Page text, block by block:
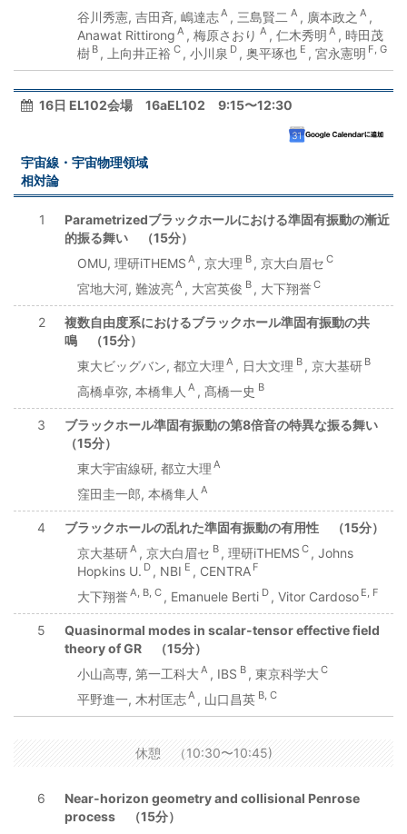
谷川秀憲, 吉田斉, 嶋達志A , 三島賢二 A , 廣本政之 A ,
Anawat Rittirong A , 梅原さおり A , 仁木秀明 A , 時田茂
樹 B , 上向井正裕 C , 小川泉 D , 奥平琢也 E , 宮永憲明 F, G
16日 EL102会場 16aEL102 9:15〜12:30
宇宙線・宇宙物理領域
相対論
1
Parametrizedブラックホールにおける準固有振動の漸近
的振る舞い （15分）
OMU, 理研iTHEMS A , 京大理 B , 京大白眉セ C
宮地大河, 難波亮A , 大宮英俊 B , 大下翔誉C
2
複数自由度系におけるブラックホール準固有振動の共
鳴 （15分）
東大ビッグバン, 都立大理 A , 日大文理 B , 京大基研 B
高橋卓弥, 本橋隼人 A , 髙橋一史 B
3
ブラックホール準固有振動の第8倍音の特異な振る舞い
（15分）
東大宇宙線研, 都立大理 A
窪田圭一郎, 本橋隼人 A
4
ブラックホールの乱れた準固有振動の有用性 （15分）
京大基研A , 京大白眉セ B , 理研iTHEMS C , Johns
Hopkins U. D , NBI E , CENTRA F
大下翔誉A, B, C , Emanuele Berti D , Vitor Cardoso E, F
5
Quasinormal modes in scalar-tensor effective field
theory of GR （15分）
小山高専, 第一工科大 A , IBS B , 東京科学大 C
平野進一, 木村匡志A , 山口昌英 B, C
休憩 （10:30〜10:45)
6
Near-horizon geometry and collisional Penrose
process （15分）